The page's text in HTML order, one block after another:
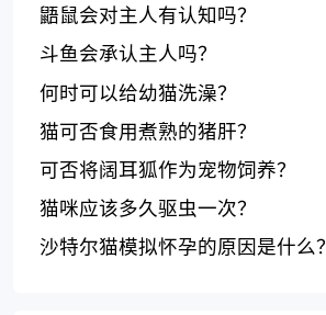
鼯鼠会对主人有认知吗？
斗鱼会承认主人吗？
何时可以给幼猫洗澡？
猫可否食用煮熟的猪肝？
可否将阔耳狐作为宠物饲养？
猫咪应该多久驱虫一次？
沙特尔猫模拟怀孕的原因是什么？